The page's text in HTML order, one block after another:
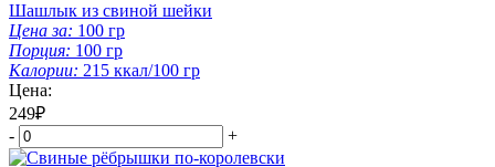
Шашлык из свиной шейки
Цена за: 100 гр
Порция: 100 гр
Калории: 215 ккал/100 гр
Цена:
249₽
-
+